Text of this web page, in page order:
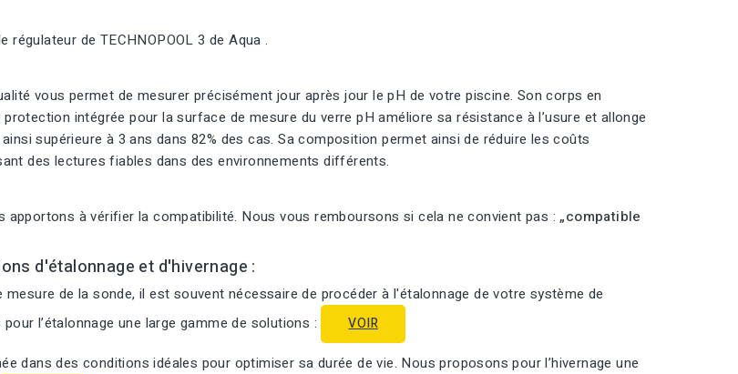
régulateur de TECHNOPOOL 3 de Aqua .
vous permet de mesurer précisément jour après jour le pH de votre piscine. Son corps en
intégrée pour la surface de mesure du verre pH améliore sa résistance à l’usure et allonge
supérieure à 3 ans dans 82% des cas. Sa composition permet ainsi de réduire les coûts
des lectures fiables dans des environnements différents.
apportons à vérifier la compatibilité. Nous vous remboursons si cela ne convient pas :„compatible
d'étalonnage et d'hivernage :
de la sonde, il est souvent nécessaire de procéder à l'étalonnage de votre système de
l’étalonnage une large gamme de solutions :
VOIR
dans des conditions idéales pour optimiser sa durée de vie. Nous proposons pour l’hivernage une